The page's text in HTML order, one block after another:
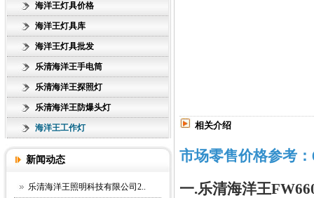
海洋王灯具价格
海洋王灯具库
海洋王灯具批发
乐清海洋王手电筒
乐清海洋王探照灯
乐清海洋王防爆头灯
海洋王工作灯
新闻动态
乐清海洋王照明科技有限公司2..
相关介绍
市场零售价格参考
一.乐清海洋王